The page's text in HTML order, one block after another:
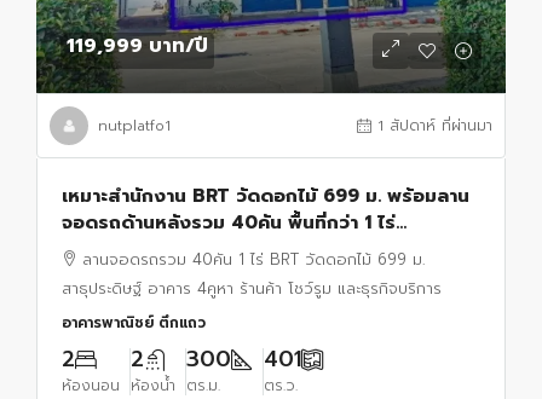
119,999 บาท/ปี
nutplatfo1 1 สัปดาห์ ที่ผ่านมา
เหมาะสำนักงาน BRT วัดดอกไม้ 699 ม. พร้อมลาน
จอดรถด้านหลังรวม 40คัน พื้นที่กว่า 1 ไร่
สาธุประดิษฐ์ 300 ตร.ม.ให้เช่าอาคาร 4-6คูหา 2ชั้น
ลานจอดรถรวม 40คัน 1 ไร่ BRT วัดดอกไม้ 699 ม.
สาธุประดิษฐ์ อาคาร 4คูหา ร้านค้า โชว์รูม และธุรกิจบริการ
อาคารพาณิชย์ ตึกแถว
2
ห้องนอน
2
ห้องน้ำ
300
ตร.ม.
401
ตร.ว.